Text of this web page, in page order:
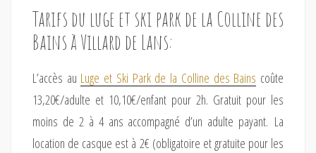
Tarifs du luge et ski park de la Colline des
Bains à Villard de Lans:
L’accès au Luge et Ski Park de la Colline des Bains coûte
13,20€/adulte et 10,10€/enfant pour 2h. Gratuit pour les
moins de 2 à 4 ans accompagné d’un adulte payant. La
location de casque est à 2€ (obligatoire et gratuite pour les